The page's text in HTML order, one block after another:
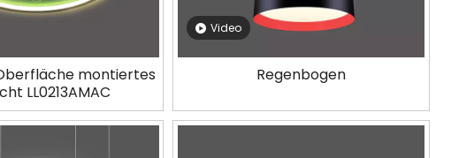
montiertes
LL0213AMAC
Video
Regenbogen